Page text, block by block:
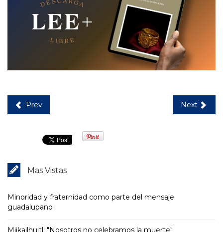
Prev Next
Mas Vistas
Minoridad y fraternidad como parte del mensaje
guadalupano
Mijkailhuitl: "Nosotros no celebramos la muerte"